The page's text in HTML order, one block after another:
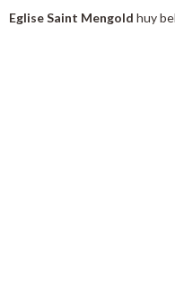
Eglise Saint Mengold huy